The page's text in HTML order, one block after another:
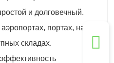
и долговечный.
портах, на
складах.